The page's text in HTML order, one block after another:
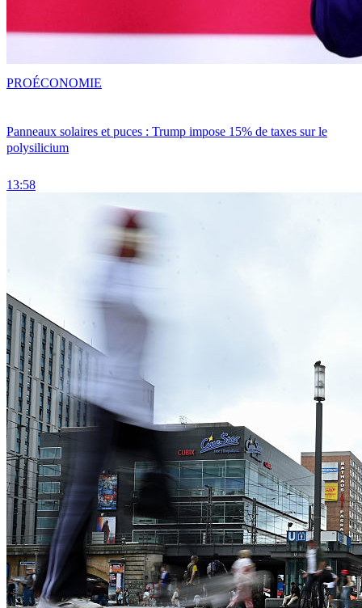
Panneaux solaires et puces : Trump impose 15% de taxes sur le
polysilicium
13:58
PROÉCONOMIE